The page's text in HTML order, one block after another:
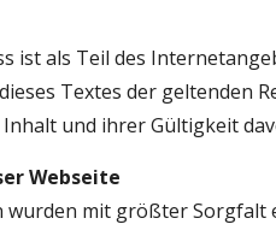
ist als Teil des
Textes der geltenden
und ihrer Gültigkeit
Webseite
wurden mit größter